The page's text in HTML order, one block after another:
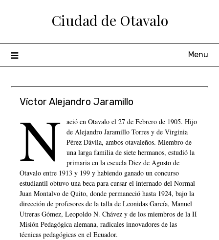
Ciudad de Otavalo
Menu
Víctor Alejandro Jaramillo
N
ació en Otavalo el 27 de Febrero de 1905. Hijo
de Alejandro Jaramillo Torres y de Virginia
Pérez Dávila, ambos otavaleños. Miembro de
una larga familia de siete hermanos, estudió la
primaria en la escuela Diez de Agosto de
Otavalo entre 1913 y 199 y habiendo ganado un concurso
estudiantil obtuvo una beca para cursar el internado del Normal
Juan Montalvo de Quito, donde permaneció hasta 1924, bajo la
dirección de profesores de la talla de Leonidas García, Manuel
Utreras Gómez, Leopoldo N. Chávez y de los miembros de la II
Misión Pedagógica alemana, radicales innovadores de las
técnicas pedagógicas en el Ecuador.